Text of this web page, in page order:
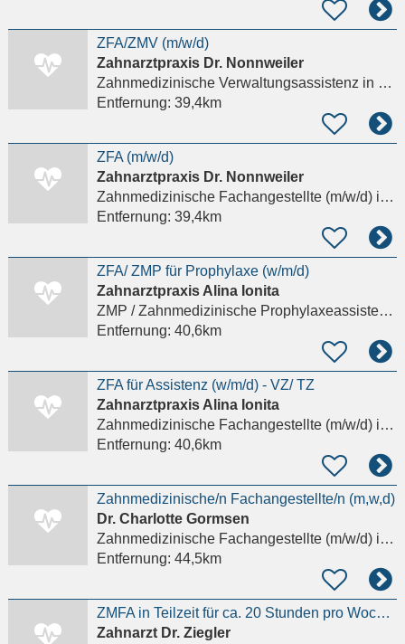
ZFA/ZMV (m/w/d)
Zahnarztpraxis Dr. Nonnweiler
Zahnmedizinische Verwaltungsassistenzin Kassel, Fasanenhof
Entfernung: 39,4km
ZFA (m/w/d)
Zahnarztpraxis Dr. Nonnweiler
Zahnmedizinische Fachangestellte (m/w/d)in Kassel, Fasanenhof
Entfernung: 39,4km
ZFA/ ZMP für Prophylaxe (w/m/d)
Zahnarztpraxis Alina Ionita
ZMP / Zahnmedizinische Prophylaxeassistenz (m/w/d)
Entfernung: 40,6km
ZFA für Assistenz (w/m/d) - VZ/ TZ
Zahnarztpraxis Alina Ionita
Zahnmedizinische Fachangestellte (m/w/d)in Diemelsee
Entfernung: 40,6km
Zahnmedizinische/n Fachangestellte/n (m,w,d)
Dr. Charlotte Gormsen
Zahnmedizinische Fachangestellte (m/w/d)in Warburg
Entfernung: 44,5km
ZMFA in Teilzeit für ca. 20 Stunden pro Woche !
Zahnarzt Dr. Ziegler